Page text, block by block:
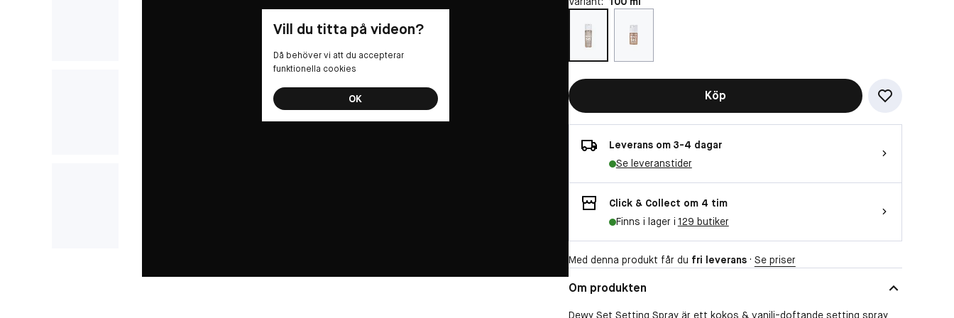
Vill du titta på videon?
Då behöver vi att du accepterar
funktionella cookies
OK Köp
Leverans om 3-4 dagar
Se leveranstider
Click & Collect om 4 tim
Finns i lager i 129 butiker
Med denna produkt får du fri leverans· Se priser
Om produkten
Dewy Set Setting Spray är ett kokos & vanilj-doftande setting spray